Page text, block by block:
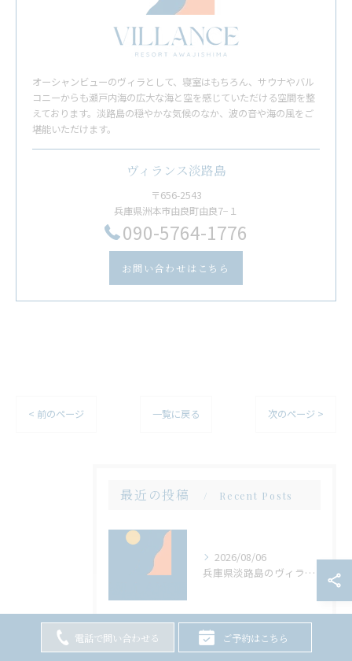
オーシャンビューのヴィラとして、寝室はもちろん、サウナやバル
コニーからも瀬戸内海の広大な海と空を感じていただける空間を整
えております。淡路島の穏やかな気候のなか、波の音や海の風をご
堪能いただけます。
ヴィランス淡路島
〒656-2543
兵庫県洲本市由良町由良7−１
​090-5764-1776
お問い合わせはこちら
< 前のページ 一覧に戻る 次のページ >
最近の投稿 Recent Posts
2026/08/06
兵庫県淡路島のヴィラでサウナと大人数バーベキューを両立する方法
2026/08/05
電話で問い合わせる ご予約はこちら